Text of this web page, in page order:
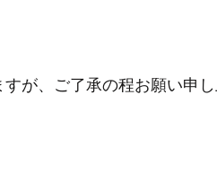
が、ご了承の程お願い申